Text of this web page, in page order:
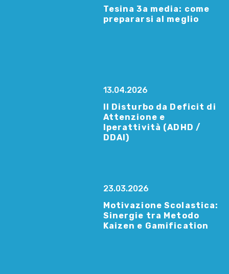
Tesina 3a media: come
prepararsi al meglio
13.04.2026
Il Disturbo da Deficit di
Attenzione e
Iperattività (ADHD /
DDAI)
23.03.2026
Motivazione Scolastica:
Sinergie tra Metodo
Kaizen e Gamification